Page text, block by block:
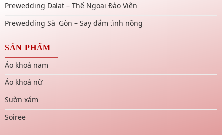
Prewedding Dalat – Thế Ngoại Đào Viên
Prewedding Sài Gòn – Say đắm tình nồng
SẢN PHẨM
Áo khoả nam
Áo khoả nữ
Sườn xám
Soiree